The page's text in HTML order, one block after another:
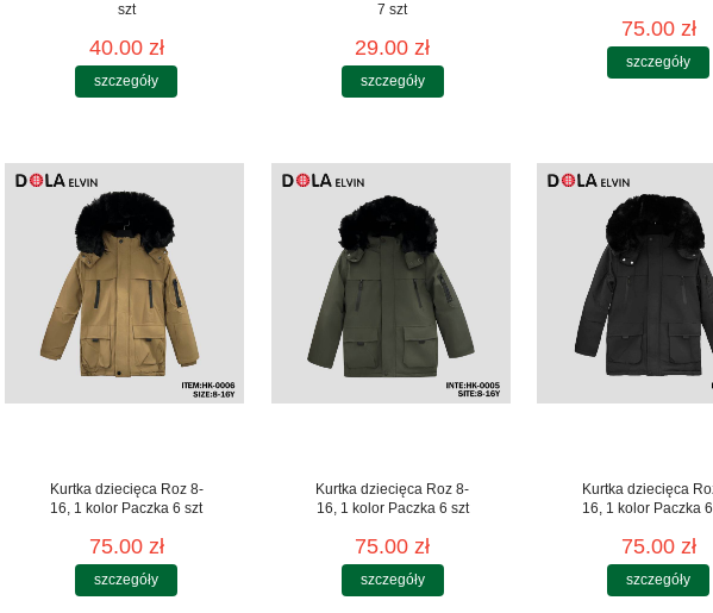
szt
40.00 zł
szczegóły
7 szt
29.00 zł
szczegóły
75.00 zł
szczegóły
Kurtka dziecięca Roz 8-
16, 1 kolor Paczka 6 szt
75.00 zł
szczegóły
Kurtka dziecięca Roz 8-
16, 1 kolor Paczka 6 szt
75.00 zł
szczegóły
Kurtka dziecięca
16, 1 kolor Paczka
75.00 zł
szczegóły